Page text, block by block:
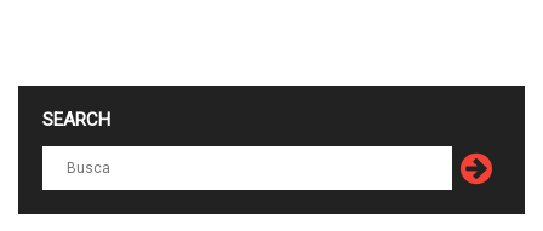
SEARCH